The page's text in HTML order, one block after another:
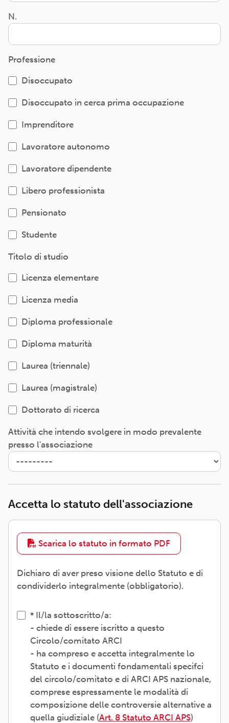
N.
Professione
Disoccupato
Disoccupato in cerca prima occupazione
Imprenditore
Lavoratore autonomo
Lavoratore dipendente
Libero professionista
Pensionato
Studente
Titolo di studio
Licenza elementare
Licenza media
Diploma professionale
Diploma maturità
Laurea (triennale)
Laurea (magistrale)
Dottorato di ricerca
Attività che intendo svolgere in modo prevalente
presso l'associazione
Accetta lo statuto dell'associazione
Scarica lo statuto in formato PDF
Dichiaro di aver preso visione dello Statuto e di
condividerlo integralmente (obbligatorio).
Il/la sottoscritto/a:
- chiede di essere iscritto a questo
Circolo/comitato ARCI
- ha compreso e accetta integralmente lo
Statuto e i documenti fondamentali specifci
del circolo/comitato e di ARCI APS nazionale,
comprese espressamente le modalità di
composizione delle controversie alternative a
quella giudiziale (Art. 8 Statuto ARCI APS)